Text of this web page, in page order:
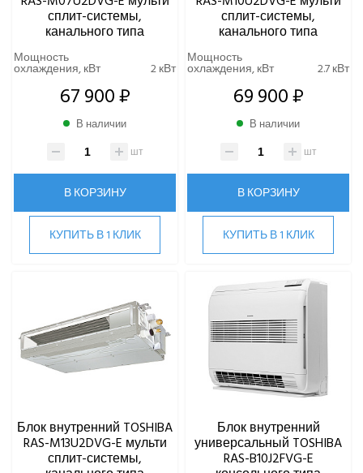
Ecoclima
Fujitsu
Gree
Hisense
HIGH LIFE
IGC
Kentatsu
Kitano
LG
Marsa
Midea
MITSUDAI
Panasonic
УПРАВЛЕНИЕ C МОБИЛЬНОГО ПРИЛОЖЕНИЯ ПО WI-FI
сплит-системы,
канального типа
Мощность
охлаждения, кВт 2 кВт
67 900 ₽
В наличии
шт
В КОРЗИНУ
КУПИТЬ В 1 КЛИК
сплит-системы,
канального типа
Мощность
охлаждения, кВт 2.7 кВт
69 900 ₽
В наличии
шт
В КОРЗИНУ
КУПИТЬ В 1 КЛИК
Блок внутренний TOSHIBA
RAS-M13U2DVG-E мульти
сплит-системы,
Блок внутренний
универсальный TOSHIBA
RAS-B10J2FVG-E